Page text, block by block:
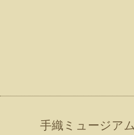
手織ミュージア